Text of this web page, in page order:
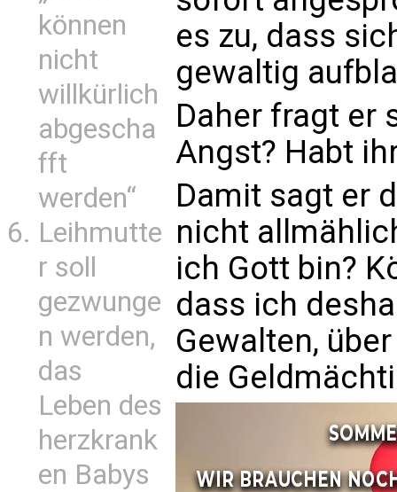
können
nicht
willkürlich
abgescha
fft
werden“
Leihmutte
r soll
gezwunge
n werden,
das
Leben des
herzkrank
en Babys
es zu, dass
gewaltig
Daher fragt er
Angst? Habt
Damit sagt er
nicht
ich Gott bin?
dass ich
Gewalten,
die